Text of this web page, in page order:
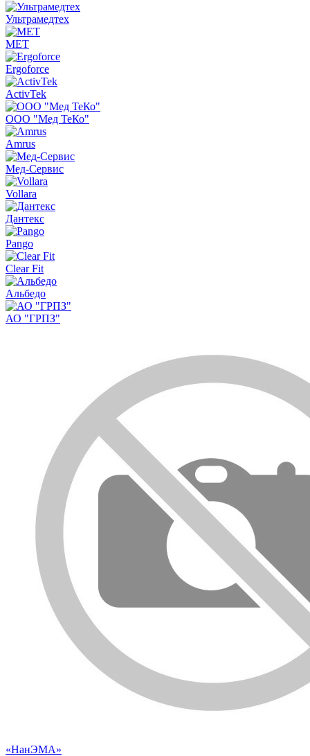
Ультрамедтех
MET
Ergoforce
ActivTek
ООО "Мед ТеКо"
Amrus
Мед-Сервис
Vollara
Дантекс
Pango
Clear Fit
Альбедо
АО "ГРПЗ"
«НанЭМА»